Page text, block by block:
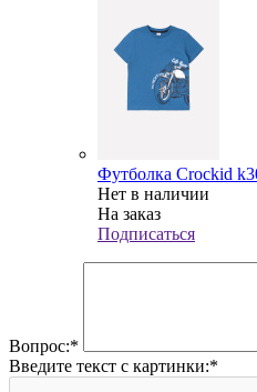
Футболка Crockid
Нет в наличии
На заказ
Подписаться
Вопрос:*
Введите текст с картинки:*